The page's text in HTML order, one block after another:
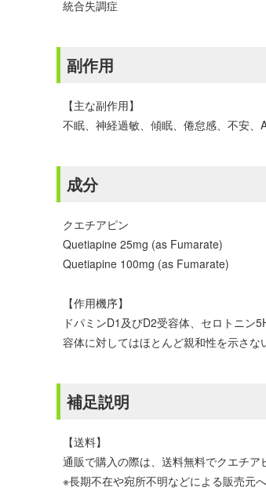
統合失調症
副作用
【主な副作用】
不眠、神経過敏、傾眠、倦怠感、不安、
成分
クエチアピン
Quetiapine 25mg (as Fumarate)
Quetiapine 100mg (as Fumarate)
【作用機序】
ドパミンD1及びD2受容体、セロトニ
容体に対してはほとんど親和性を示さな
補足説明
【送料】
通販で購入の際は、送料無料でクエチア
※長期不在や宛所不明などによる販売元